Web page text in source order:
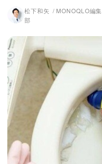
松下和矢
MONOQLO編集
部